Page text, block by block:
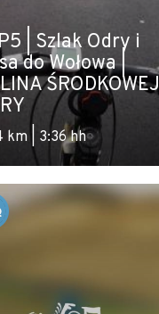
| Szlak Odry i
do Wołowa |
ŚRODKOWEJ
km | 3:36 hh